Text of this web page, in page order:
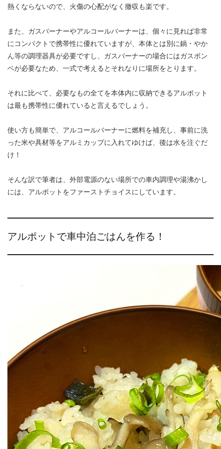
熱くならないので、火傷の心配がなく撤収も楽です。
また、ガスバーナーやアルコールバーナーは、個々に見れば非常
にコンパクトで携帯性に優れていますが、本体とは別に鍋・やか
ん等の調理器具が必要ですし、ガスバーナーの場合にはガスボン
ベが必要なため、一式で考えるとそれなりに場所をとります。
それに比べて、必要なもの全てを本体内に収納できるアルポット
は最も携帯性に優れていると言えるでしょう。
使い方も簡単で、アルコールバーナーに燃料を補充し、事前に洗
った米や具材等をアルミカップに入れてゆけば、後は水を注ぐだ
け！
そんな訳で筆者は、外部電源のない場所での車内調理や湯沸かし
には、アルポットをファーストチョイスにしています。
アルポットで車中泊ごはんを作る！